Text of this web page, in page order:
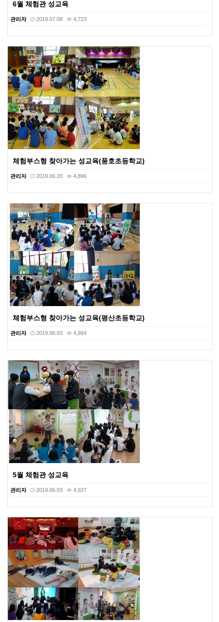
6월 체험관 성교육
관리자 2019.07.08 4,723
체험부스형 찾아가는 성교육(풍호초등학교)
관리자 2019.06.20 4,896
체험부스형 찾아가는 성교육(평산초등학교)
관리자 2019.06.03 4,994
5월 체험관 성교육
관리자 2019.06.03 4,927